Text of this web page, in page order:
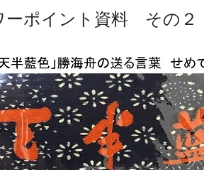
ーポイント資料 その２